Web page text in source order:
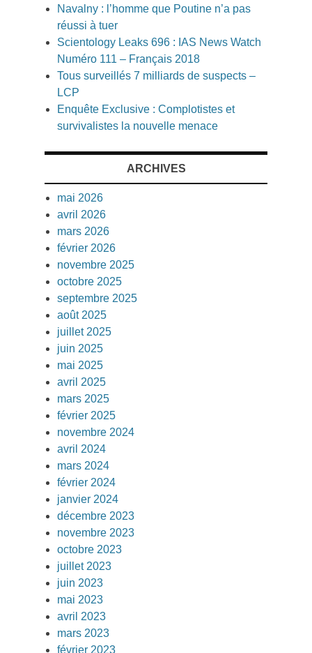
Navalny : l’homme que Poutine n’a pas
réussi à tuer
Scientology Leaks 696 : IAS News Watch
Numéro 111 – Français 2018
Tous surveillés 7 milliards de suspects –
LCP
Enquête Exclusive : Complotistes et
survivalistes la nouvelle menace
ARCHIVES
mai 2026
avril 2026
mars 2026
février 2026
novembre 2025
octobre 2025
septembre 2025
août 2025
juillet 2025
juin 2025
mai 2025
avril 2025
mars 2025
février 2025
novembre 2024
avril 2024
mars 2024
février 2024
janvier 2024
décembre 2023
novembre 2023
octobre 2023
juillet 2023
juin 2023
mai 2023
avril 2023
mars 2023
février 2023